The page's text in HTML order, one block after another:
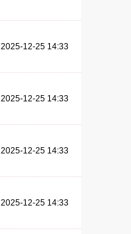
2025-12-25 14:33
2025-12-25 14:33
2025-12-25 14:33
2025-12-25 14:33